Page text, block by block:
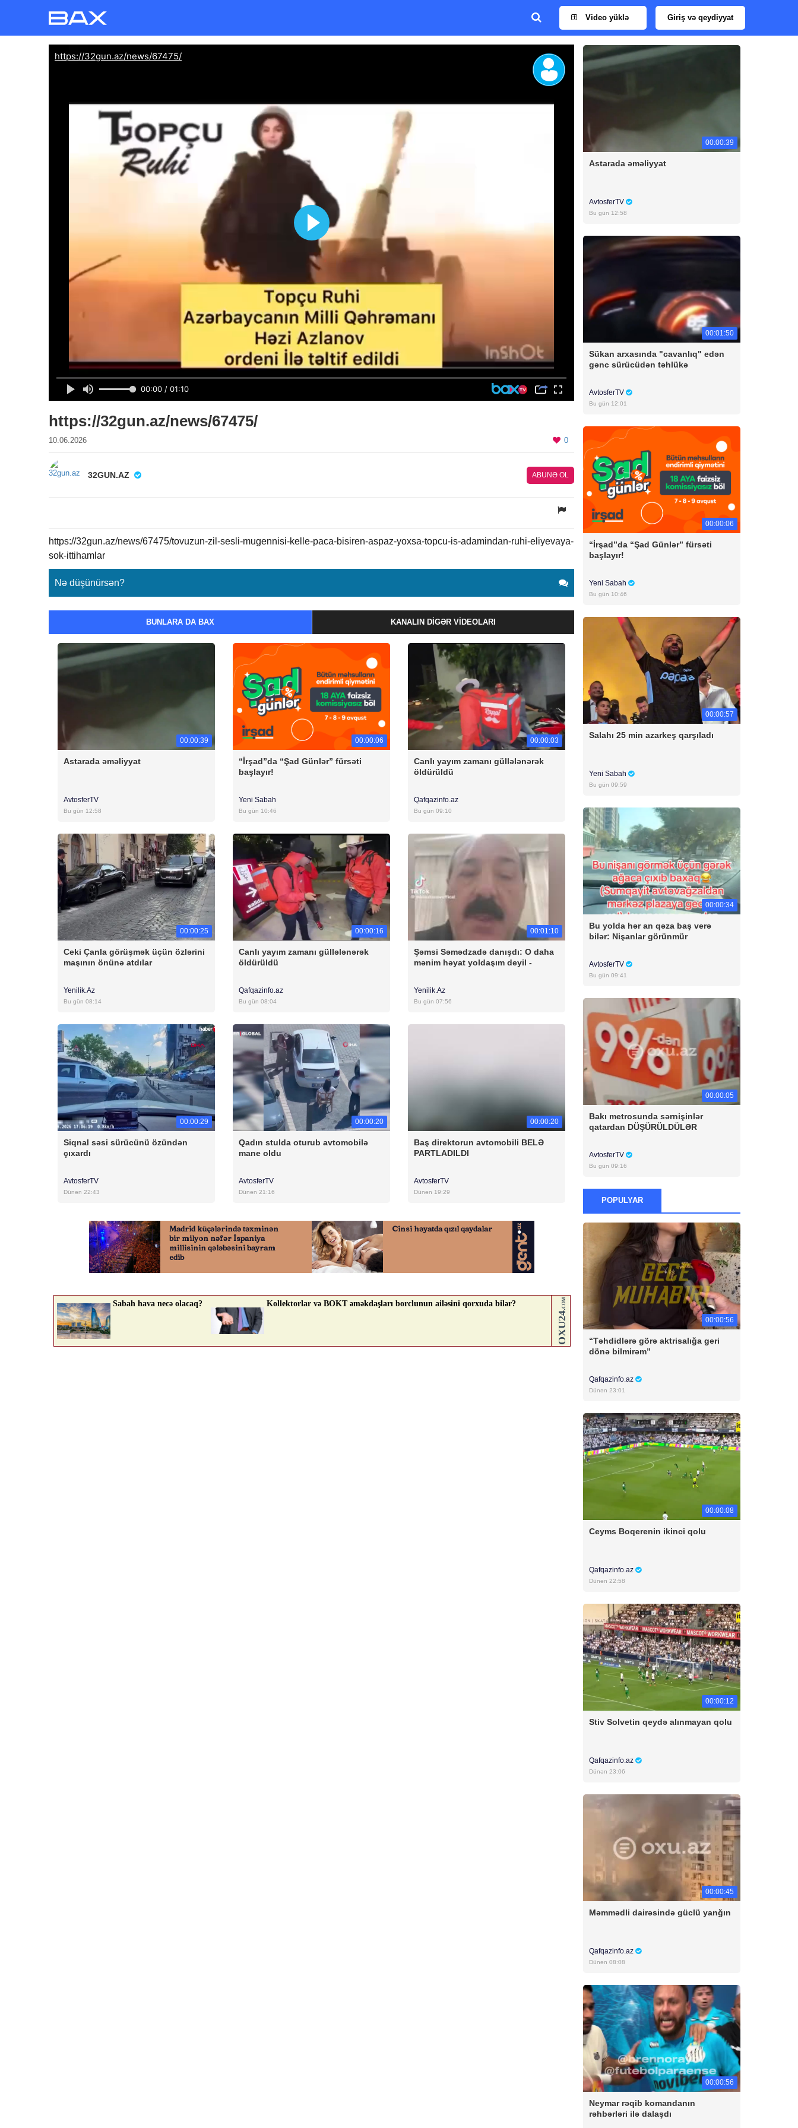
Video yüklə Giriş və qeydiyyat
https://32gun.az/news/67475/
10.06.2026 0
32GUN.AZ ABUNƏ OL
https://32gun.az/news/67475/tovuzun-zil-sesli-mugennisi-kelle-paca-bisiren-aspaz-yoxsa-topcu-is-adamindan-ruhi-eliyevaya-
sok-ittihamlar
Nə düşünürsən?
BUNLARA DA BAX KANALIN DIGƏR VIDEOLARI
00:00:39
Astarada əməliyyat
AvtosferTV
Bu gün 12:58
00:00:06
“İrşad”da “Şad Günlər” fürsəti
başlayır!
Yeni Sabah
Bu gün 10:46
00:00:03
Canlı yayım zamanı güllələnərək
öldürüldü
Qafqazinfo.az
Bu gün 09:10
00:00:25
Ceki Çanla görüşmək üçün özlərini
maşının önünə atdılar
Yenilik.Az
Bu gün 08:14
00:00:16
Canlı yayım zamanı güllələnərək
öldürüldü
Qafqazinfo.az
Bu gün 08:04
00:01:10
Şəmsi Səmədzadə danışdı: O daha
mənim həyat yoldaşım deyil -
Yenilik.Az
Bu gün 07:56
00:00:29
Siqnal səsi sürücünü özündən
çıxardı
AvtosferTV
Dünən 22:43
00:00:20
Qadın stulda oturub avtomobilə
mane oldu
AvtosferTV
Dünən 21:16
00:00:20
Baş direktorun avtomobili BELƏ
PARTLADILDI
AvtosferTV
Dünən 19:29
00:00:39
Astarada əməliyyat
AvtosferTV
Bu gün 12:58
00:01:50
Sükan arxasında "cavanlıq" edən
gənc sürücüdən təhlükə
AvtosferTV
Bu gün 12:01
00:00:06
“İrşad”da “Şad Günlər” fürsəti
başlayır!
Yeni Sabah
Bu gün 10:46
00:00:57
Salahı 25 min azarkeş qarşıladı
Yeni Sabah
Bu gün 09:59
00:00:34
Bu yolda hər an qəza baş verə
bilər: Nişanlar görünmür
AvtosferTV
Bu gün 09:41
00:00:05
Bakı metrosunda sərnişinlər
qatardan DÜŞÜRÜLDÜLƏR
AvtosferTV
Bu gün 09:16
POPULYAR
00:00:56
“Təhdidlərə görə aktrisalığa geri
dönə bilmirəm”
Qafqazinfo.az
Dünən 23:01
00:00:08
Ceyms Boqerenin ikinci qolu
Qafqazinfo.az
Dünən 22:58
00:00:12
Stiv Solvetin qeydə alınmayan qolu
Qafqazinfo.az
Dünən 23:06
00:00:45
Məmmədli dairəsində güclü yanğın
Qafqazinfo.az
Dünən 08:08
00:00:56
Neymar rəqib komandanın
rəhbərləri ilə dalaşdı